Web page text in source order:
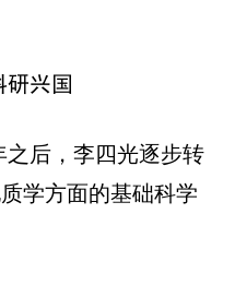
研兴国
后，李四光逐步转
学方面的基础科学